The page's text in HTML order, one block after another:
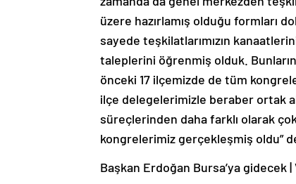
üzere hazırlamış olduğu formları
sayede teşkilatlarımızın
taleplerini öğrenmiş olduk.
önceki 17 ilçemizde de tüm
ilçe delegelerimizle beraber ortak
süreçlerinden daha farklı olarak
kongrelerimiz gerçekleşmiş oldu”
Başkan Erdoğan Bursa’ya gidecek |